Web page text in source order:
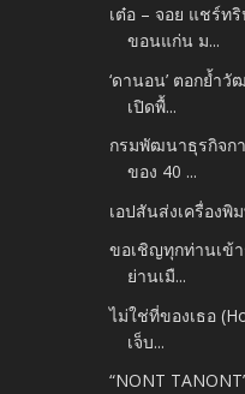
เต๋อ – จอย แชร์ท
ขอนแก่น ม...
‘ดานอน’ ตอกย้ำ
เปิดพื้...
กรมพัฒนาธุรกิจก
ของ 40 ...
เอปสันส่งเครื่องพิ
ขอเชิญทุกท่านเข้
ย่านเมื...
ไม่ใช่ที่ของเธอ
เจ็บ...
“NONT